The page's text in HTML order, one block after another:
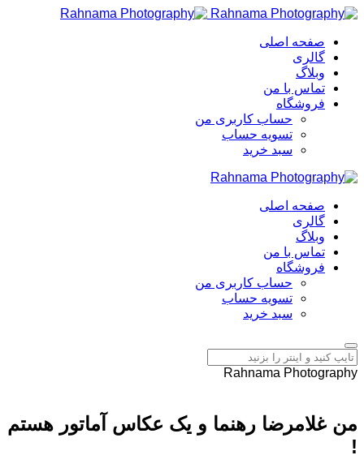
صفحه اصلی
گالری
وبلاگ
تماس با من
فروشگاه
حساب کاربری من
تسویه حساب
سبد خرید
صفحه اصلی
گالری
وبلاگ
تماس با من
فروشگاه
حساب کاربری من
تسویه حساب
سبد خرید
Rahnama Photography
من غلامرضا رهنما و یک عکاس آماتور هستم
!